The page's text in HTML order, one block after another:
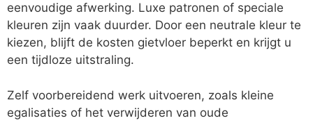
eenvoudige afwerking. Luxe patronen of speciale
kleuren zijn vaak duurder. Door een neutrale kleur te
kiezen, blijft de kosten gietvloer beperkt en krijgt u
een tijdloze uitstraling.
Zelf voorbereidend werk uitvoeren, zoals kleine
egalisaties of het verwijderen van oude